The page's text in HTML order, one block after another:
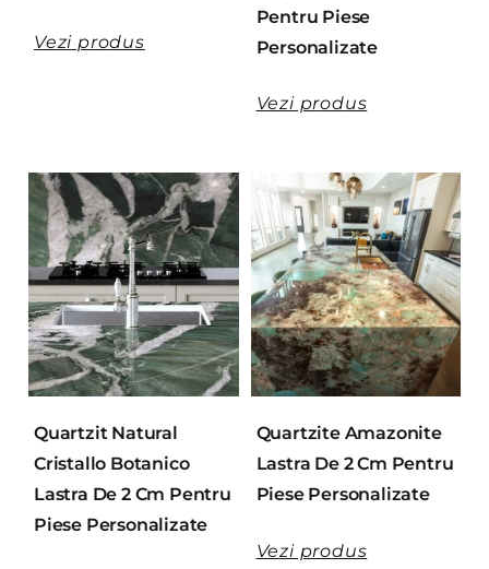
Vezi produs
Pentru Piese
Personalizate
Vezi produs
Quartzit Natural
Cristallo Botanico
Lastra De 2 Cm Pentru
Piese Personalizate
Quartzite Amazonite
Lastra De 2 Cm Pentru
Piese Personalizate
Vezi produs